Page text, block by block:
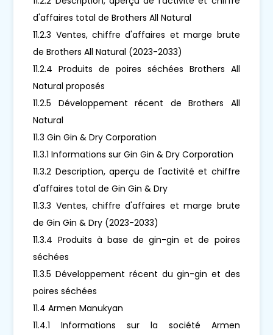
d'affaires total de Brothers All Natural
11.2.3 Ventes, chiffre d'affaires et marge brute
de Brothers All Natural (2023-2033)
11.2.4 Produits de poires séchées Brothers All
Natural proposés
11.2.5 Développement récent de Brothers All
Natural
11.3 Gin Gin & Dry Corporation
11.3.1 Informations sur Gin Gin & Dry Corporation
11.3.2 Description, aperçu de l'activité et chiffre
d'affaires total de Gin Gin & Dry
11.3.3 Ventes, chiffre d'affaires et marge brute
de Gin Gin & Dry (2023-2033)
11.3.4 Produits à base de gin-gin et de poires
séchées
11.3.5 Développement récent du gin-gin et des
poires séchées
11.4 Armen Manukyan
11.4.1 Informations sur la société Armen